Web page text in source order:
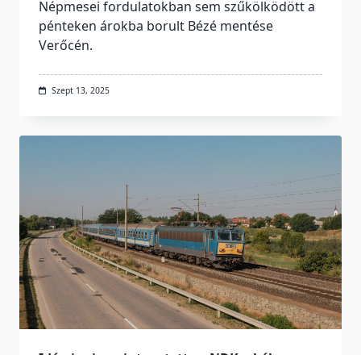
Népmesei fordulatokban sem szűkölködött a
pénteken árokba borult Bézé mentése
Verőcén.
Szept 13, 2025